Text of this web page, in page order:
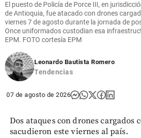
El puesto de Policía de Porce III, en
de Antioquia, fue atacado con drones
viernes 7 de agosto durante la jornada de
Once uniformados custodian esa
EPM. FOTO cortesía EPM
Leonardo Bautista Romero
Tendencias
07 de agosto de 2026
Dos ataques con drones cargados
sacudieron este viernes al país.